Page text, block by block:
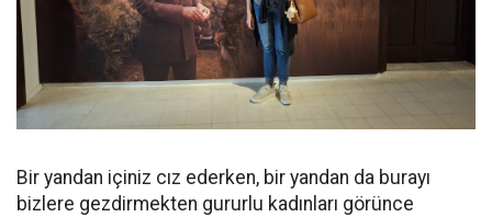
Bir yandan içiniz cız ederken, bir yandan da burayı
bizlere gezdirmekten gururlu kadınları görünce